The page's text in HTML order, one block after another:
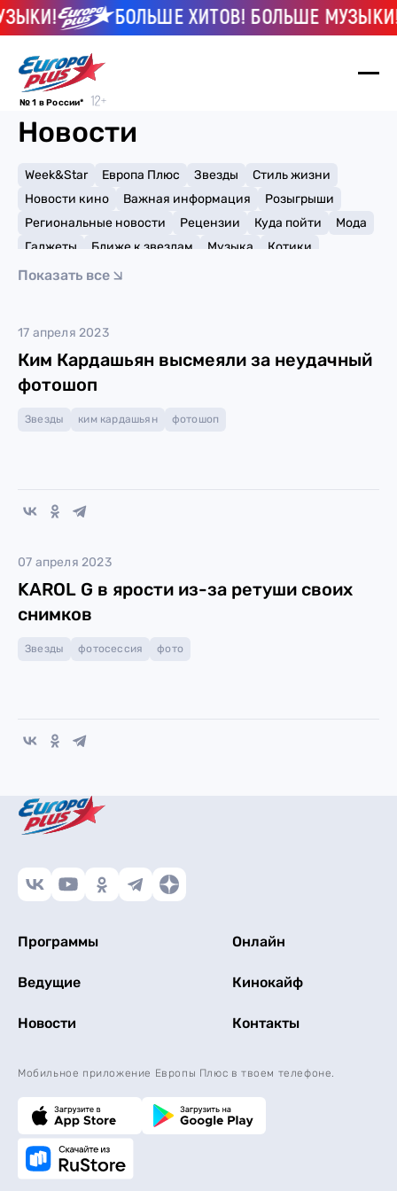
БОЛЬШЕ ХИТОВ! БОЛЬШЕ МУЗЫКИ!
№ 1 в России*
Новости
Week&Star Европа Плюс Звезды
Стиль жизни
Новости кино
Важная информация
Розыгрыши
Региональные новости
Рецензии Куда пойти
Мода
Гаджеты
Ближе к звездам Музыка
Котики
Мемы и тренды
Показать все
17 апреля 2023
Ким Кардашьян высмеяли за неудачный
фотошоп
Звезды ким кардашьян фотошоп
07 апреля 2023
KAROL G в ярости из-за ретуши своих
снимков
Звезды фотосессия фото
Программы Онлайн
Ведущие Кинокайф
Новости Контакты
Мобильное приложение Европы Плюс в твоем телефоне.